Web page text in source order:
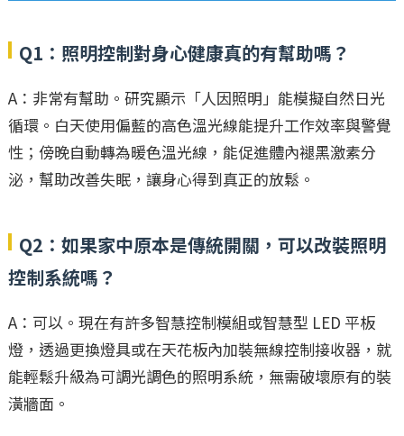
Q1：照明控制對身心健康真的有幫助嗎？
A：非常有幫助。研究顯示「人因照明」能模擬自然日光
循環。白天使用偏藍的高色溫光線能提升工作效率與警覺
性；傍晚自動轉為暖色溫光線，能促進體內褪黑激素分
泌，幫助改善失眠，讓身心得到真正的放鬆。
Q2：如果家中原本是傳統開關，可以改裝照明
控制系統嗎？
A：可以。現在有許多智慧控制模組或智慧型 LED 平板
燈，透過更換燈具或在天花板內加裝無線控制接收器，就
能輕鬆升級為可調光調色的照明系統，無需破壞原有的裝
潢牆面。